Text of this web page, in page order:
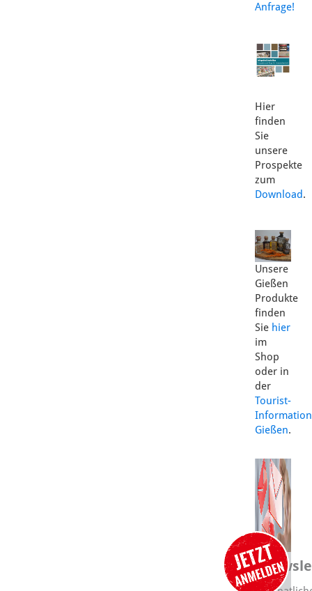
Anfrage!
Hier
finden
Sie
unsere
Prospekte
zum
Download.
Unsere
Gießen
Produkte
finden
Sie hier
im
Shop
oder in
der
Tourist-
Information
Gießen.